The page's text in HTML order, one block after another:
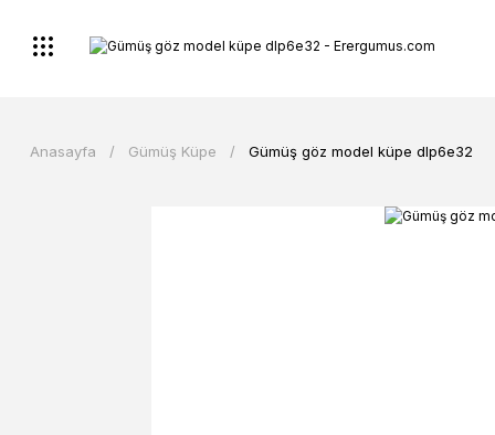
Anasayfa Gümüş Küpe Gümüş göz model küpe dlp6e32